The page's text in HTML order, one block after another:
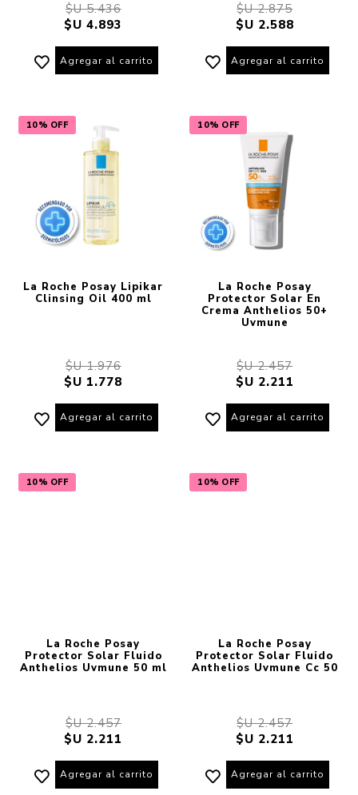
$U 5.436
$U 4.893
Agregar al carrito
$U 2.875
$U 2.588
Agregar al carrito
10% OFF
La Roche Posay Lipikar
Clinsing Oil 400 ml
$U 1.976
$U 1.778
Agregar al carrito
10% OFF
La Roche Posay
Protector Solar En
Crema Anthelios 50+
Uvmune
$U 2.457
$U 2.211
Agregar al carrito
10% OFF
La Roche Posay
Protector Solar Fluido
Anthelios Uvmune 50 ml
$U 2.457
$U 2.211
Agregar al carrito
10% OFF
La Roche Posay
Protector Solar Fluido
Anthelios Uvmune Cc 50
$U 2.457
$U 2.211
Agregar al carrito